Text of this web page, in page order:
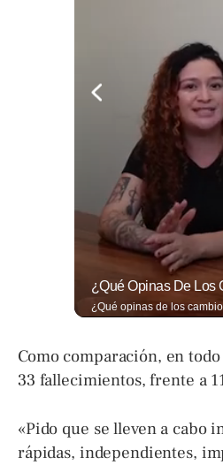
Como comparación, en
33 fallecimientos, frente a
«Pido que se lleven a cabo
rápidas, independientes,